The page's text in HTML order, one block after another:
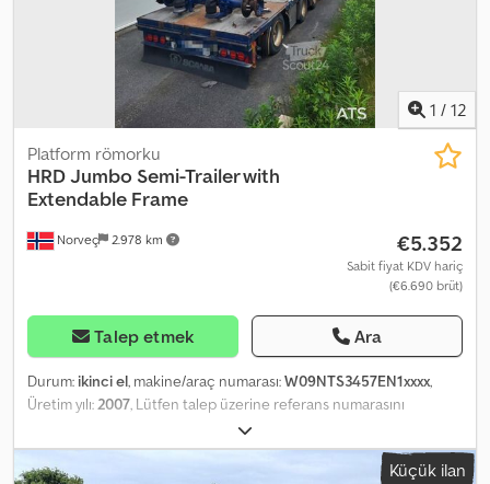
Cjdjzrzl Njpfx Akroha
1 / 12
Norveç 2.978 km
Platform römorku
HRDJumbo Semi-Trailer with
Extendable Frame
€5.352
Sabit fiyat KDV hariç
(€6.690 brüt)
Talep etmek Ara
Durum: ikinci el, makine/araç numarası:W09NTS3457EN1xxxx,
Üretim yılı:2007, Lütfen talep üzerine referans numarasını
belirtiniz: 23692 Teknik Özellikler: Model yılı: 2007 Uzunluk: 1374 cm
Genişlik: 255 cm Dingil mesafesi: 131/191 cm Boş ağırlık: 11.750 kg
Maksimum taşıma kapasitesi: 36.250 kg Alet dolabı Yeni frenler,
Küçük ilan